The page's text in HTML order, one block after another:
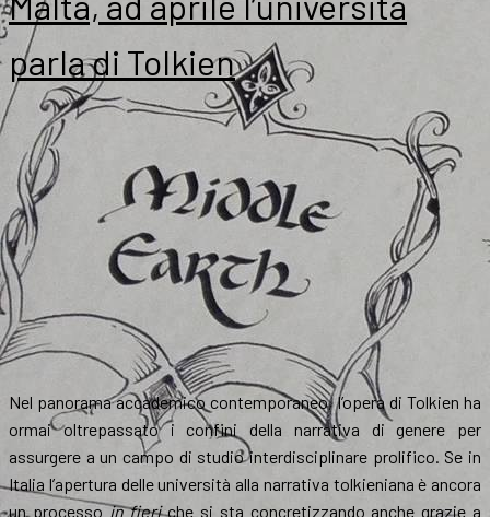
parla di Tolkien
Nel panorama accademico contemporaneo, l’opera di Tolkien ha
ormai oltrepassato i confini della narrativa di genere per
assurgere a un campo di studio interdisciplinare prolifico. Se in
Italia l’apertura delle università alla narrativa tolkieniana è ancora
un processoin fieriche si sta concretizzando anche grazie a